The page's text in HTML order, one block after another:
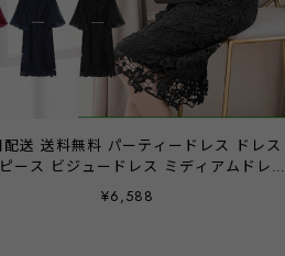
配送 送料無料 パーティードレス ドレス
ース ビジュードレス ミディアムドレス
ス シフォン ドレープ 袖有り 膝丈 ハー
他と被らない お呼ばれドレス 結婚式 二
¥6,588